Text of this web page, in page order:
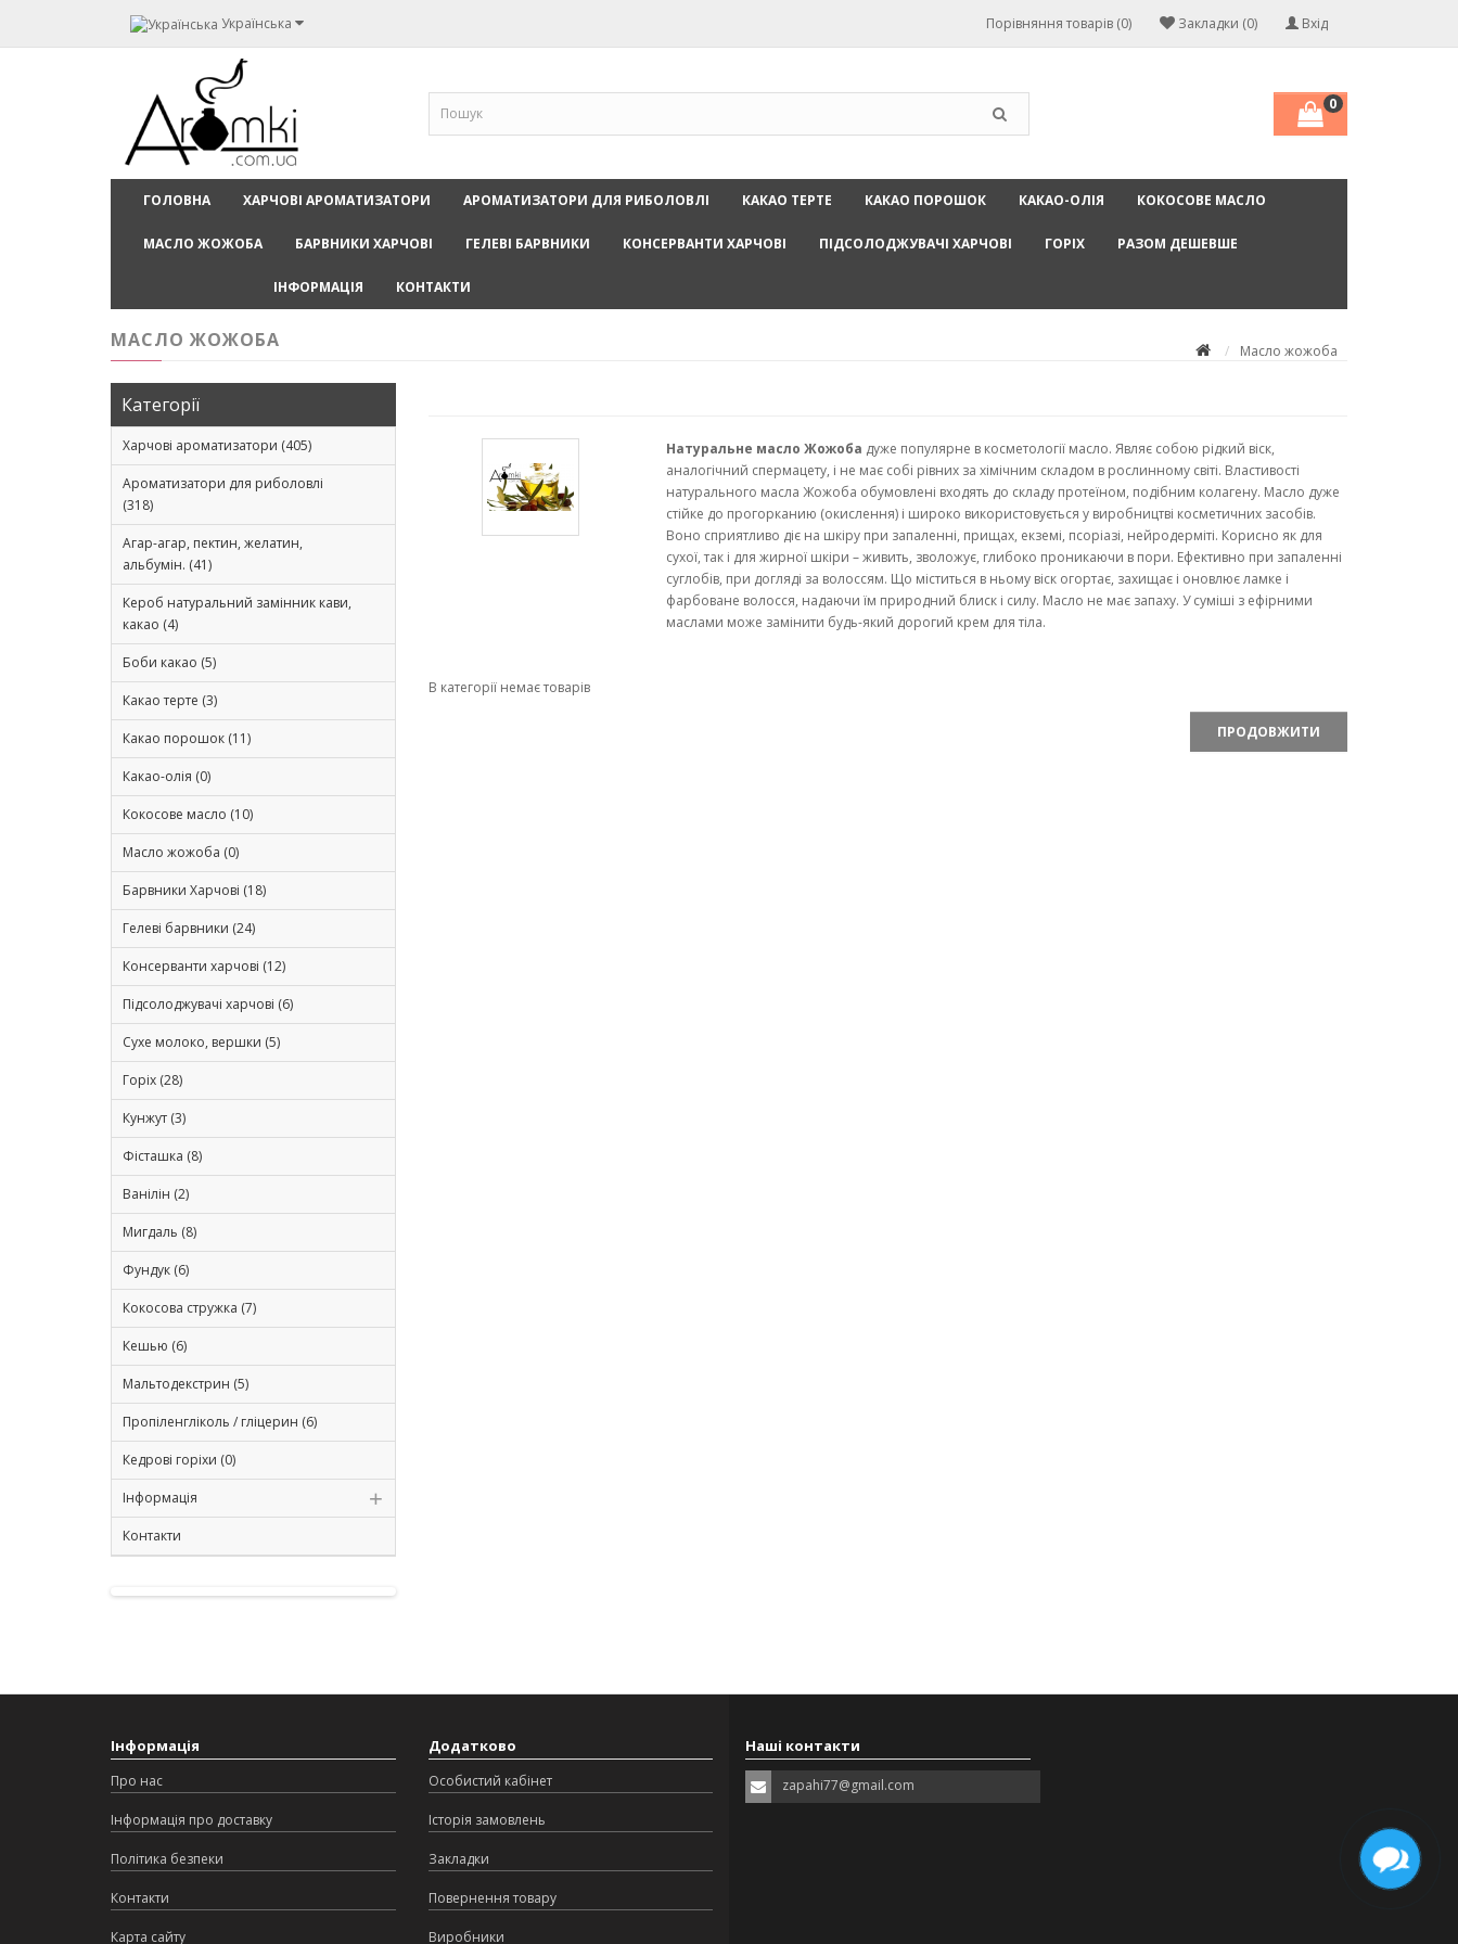
Українська Вхід
Закладки (0)
Порівняння товарів (0)
0
ГОЛОВНА ХАРЧОВІ АРОМАТИЗАТОРИ АРОМАТИЗАТОРИ ДЛЯ РИБОЛОВЛІ КАКАО ТЕРТЕ КАКАО ПОРОШОК КАКАО-ОЛІЯ КОКОСОВЕ МАСЛО
МАСЛО ЖОЖОБА БАРВНИКИ ХАРЧОВІ ГЕЛЕВІ БАРВНИКИ КОНСЕРВАНТИ ХАРЧОВІ ПІДСОЛОДЖУВАЧІ ХАРЧОВІ ГОРІХ РАЗОМ ДЕШЕВШЕ
ІНФОРМАЦІЯ КОНТАКТИ
Масло жожоба
МАСЛО ЖОЖОБА
Категорії
Харчові ароматизатори (405)
Ароматизатори для риболовлі
(318)
Агар-агар, пектин, желатин,
альбумін. (41)
Кероб натуральний замінник кави,
какао (4)
Боби какао (5)
Какао терте (3)
Какао порошок (11)
Какао-олія (0)
Кокосове масло (10)
Масло жожоба (0)
Барвники Харчові (18)
Гелеві барвники (24)
Консерванти харчові (12)
Підсолоджувачі харчові (6)
Сухе молоко, вершки (5)
Горіх (28)
Кунжут (3)
Фісташка (8)
Ванілін (2)
Мигдаль (8)
Фундук (6)
Кокосова стружка (7)
Кешью (6)
Мальтодекстрин (5)
Пропіленгліколь / гліцерин (6)
Кедрові горіхи (0)
Інформація
Контакти
Натуральне масло Жожоба дуже популярне в косметології масло. Являє собою рідкий віск,
аналогічний спермацету, і не має собі рівних за хімічним складом в рослинному світі. Властивості
натурального масла Жожоба обумовлені входять до складу протеїном, подібним колагену. Масло дуже
стійке до прогорканию (окислення) і широко використовується у виробництві косметичних засобів.
Воно сприятливо діє на шкіру при запаленні, прищах, екземі, псоріазі, нейродерміті. Корисно як для
сухої, так і для жирної шкіри – живить, зволожує, глибоко проникаючи в пори. Ефективно при запаленні
суглобів, при догляді за волоссям. Що міститься в ньому віск огортає, захищає і оновлює ламке і
фарбоване волосся, надаючи їм природний блиск і силу. Масло не має запаху. У суміші з ефірними
маслами може замінити будь-який дорогий крем для тіла.
В категорії немає товарів
ПРОДОВЖИТИ
Інформація
Про нас
Інформація про доставку
Політика безпеки
Контакти
Карта сайту
Додатково
Особистий кабінет
Історія замовлень
Закладки
Повернення товару
Виробники
Наші контакти
zapahi77@gmail.com